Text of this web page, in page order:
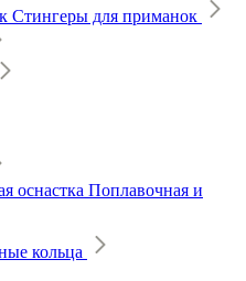
Стингеры для приманок
Поплавочная и
кольца